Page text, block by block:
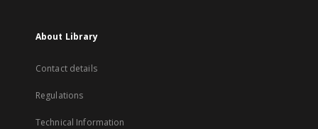
About Library
Contact details
Regulations
Technical Information